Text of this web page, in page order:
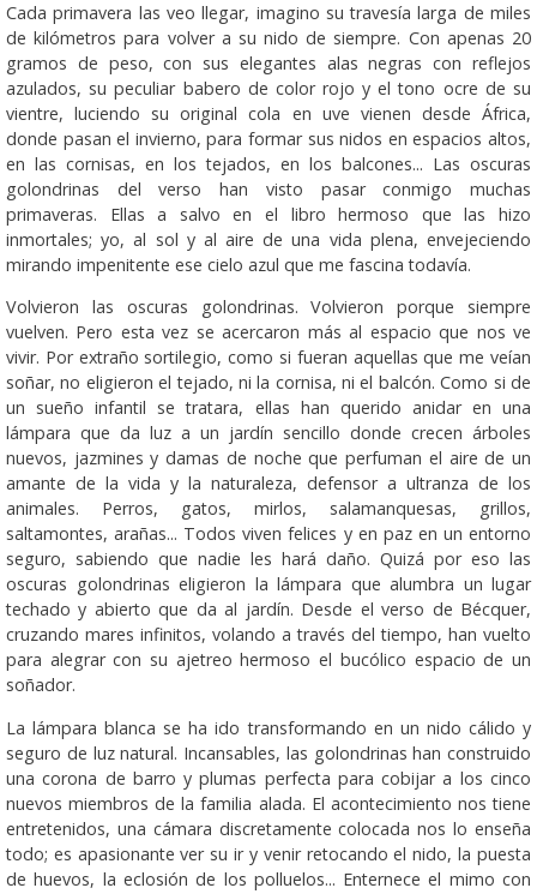
Cada primavera las veo llegar, imagino su travesía larga de miles
de kilómetros para volver a su nido de siempre. Con apenas 20
gramos de peso, con sus elegantes alas negras con reflejos
azulados, su peculiar babero de color rojo y el tono ocre de su
vientre, luciendo su original cola en uve vienen desde África,
donde pasan el invierno, para formar sus nidos en espacios altos,
en las cornisas, en los tejados, en los balcones... Las oscuras
golondrinas del verso han visto pasar conmigo muchas
primaveras. Ellas a salvo en el libro hermoso que las hizo
inmortales; yo, al sol y al aire de una vida plena, envejeciendo
mirando impenitente ese cielo azul que me fascina todavía.
Volvieron las oscuras golondrinas. Volvieron porque siempre
vuelven. Pero esta vez se acercaron más al espacio que nos ve
vivir. Por extraño sortilegio, como si fueran aquellas que me veían
soñar, no eligieron el tejado, ni la cornisa, ni el balcón. Como si de
un sueño infantil se tratara, ellas han querido anidar en una
lámpara que da luz a un jardín sencillo donde crecen árboles
nuevos, jazmines y damas de noche que perfuman el aire de un
amante de la vida y la naturaleza, defensor a ultranza de los
animales. Perros, gatos, mirlos, salamanquesas, grillos,
saltamontes, arañas... Todos viven felices y en paz en un entorno
seguro, sabiendo que nadie les hará daño. Quizá por eso las
oscuras golondrinas eligieron la lámpara que alumbra un lugar
techado y abierto que da al jardín. Desde el verso de Bécquer,
cruzando mares infinitos, volando a través del tiempo, han vuelto
para alegrar con su ajetreo hermoso el bucólico espacio de un
soñador.
La lámpara blanca se ha ido transformando en un nido cálido y
seguro de luz natural. Incansables, las golondrinas han construido
una corona de barro y plumas perfecta para cobijar a los cinco
nuevos miembros de la familia alada. El acontecimiento nos tiene
entretenidos, una cámara discretamente colocada nos lo enseña
todo; es apasionante ver su ir y venir retocando el nido, la puesta
de huevos, la eclosión de los polluelos... Enternece el mimo con